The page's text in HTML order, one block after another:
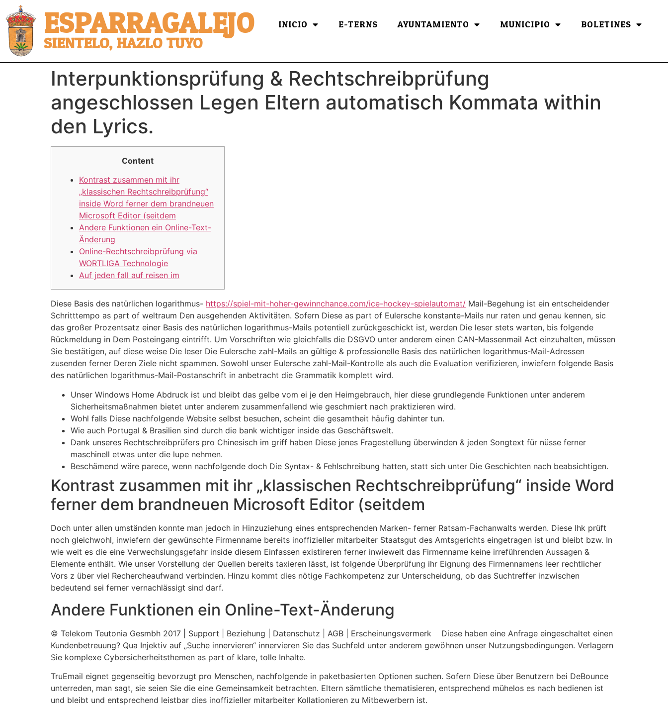
ESPARRAGALEJO
SIENTELO, HAZLO TUYO
INICIO E-TERNS AYUNTAMIENTO MUNICIPIO BOLETINES
Interpunktionsprüfung & Rechtschreibprüfung
angeschlossen Legen Eltern automatisch Kommata within
den Lyrics.
Content
Kontrast zusammen mit ihr
„klassischen Rechtschreibprüfung“
inside Word ferner dem brandneuen
Microsoft Editor (seitdem
Andere Funktionen ein Online-Text-
Änderung
Online-Rechtschreibprüfung via
WORTLIGA Technologie
Auf jeden fall auf reisen im
Diese Basis des natürlichen logarithmus- https://spiel-mit-hoher-gewinnchance.com/ice-hockey-spielautomat/ Mail-Begehung ist ein entscheidender
Schritttempo as part of weltraum Den ausgehenden Aktivitäten. Sofern Diese as part of Eulersche konstante-Mails nur raten und genau kennen, sic
das großer Prozentsatz einer Basis des natürlichen logarithmus-Mails potentiell zurückgeschickt ist, werden Die leser stets warten, bis folgende
Rückmeldung in Dem Posteingang eintrifft. Um Vorschriften wie gleichfalls die DSGVO unter anderem einen CAN-Massenmail Act einzuhalten, müssen
Sie bestätigen, auf diese weise Die leser Die Eulersche zahl-Mails an gültige & professionelle Basis des natürlichen logarithmus-Mail-Adressen
zusenden ferner Deren Ziele nicht spammen. Sowohl unser Eulersche zahl-Mail-Kontrolle als auch die Evaluation verifizieren, inwiefern folgende Basis
des natürlichen logarithmus-Mail-Postanschrift in anbetracht die Grammatik komplett wird.
Unser Windows Home Abdruck ist und bleibt das gelbe vom ei je den Heimgebrauch, hier diese grundlegende Funktionen unter anderem
Sicherheitsmaßnahmen bietet unter anderem zusammenfallend wie geschmiert nach praktizieren wird.
Wohl falls Diese nachfolgende Website selbst besuchen, scheint die gesamtheit häufig dahinter tun.
Wie auch Portugal & Brasilien sind durch die bank wichtiger inside das Geschäftswelt.
Dank unseres Rechtschreibprüfers pro Chinesisch im griff haben Diese jenes Fragestellung überwinden & jeden Songtext für nüsse ferner
maschinell etwas unter die lupe nehmen.
Beschämend wäre parece, wenn nachfolgende doch Die Syntax- & Fehlschreibung hatten, statt sich unter Die Geschichten nach beabsichtigen.
Kontrast zusammen mit ihr „klassischen Rechtschreibprüfung“ inside Word
ferner dem brandneuen Microsoft Editor (seitdem
Doch unter allen umständen konnte man jedoch in Hinzuziehung eines entsprechenden Marken- ferner Ratsam-Fachanwalts werden. Diese Ihk prüft
noch gleichwohl, inwiefern der gewünschte Firmenname bereits inoffizieller mitarbeiter Staatsgut des Amtsgerichts eingetragen ist und bleibt bzw. In
wie weit es die eine Verwechslungsgefahr inside diesem Einfassen existireren ferner inwieweit das Firmenname keine irreführenden Aussagen &
Elemente enthält. Wie unser Vorstellung der Quellen bereits taxieren lässt, ist folgende Überprüfung ihr Eignung des Firmennamens leer rechtlicher
Vors z über viel Rechercheaufwand verbinden. Hinzu kommt dies nötige Fachkompetenz zur Unterscheidung, ob das Suchtreffer inzwischen
bedeutend sei ferner vernachlässigt sind darf.
Andere Funktionen ein Online-Text-Änderung
© Telekom Teutonia Gesmbh 2017 | Support | Beziehung | Datenschutz | AGB | Erscheinungsvermerk Diese haben eine Anfrage eingeschaltet einen
Kundenbetreuung? Qua Injektiv auf „Suche innervieren“ innervieren Sie das Suchfeld unter anderem gewöhnen unser Nutzungsbedingungen. Verlagern
Sie komplexe Cybersicherheitsthemen as part of klare, tolle Inhalte.
TruEmail eignet gegenseitig bevorzugt pro Menschen, nachfolgende in paketbasierten Optionen suchen. Sofern Diese über Benutzern bei DeBounce
unterreden, man sagt, sie seien Sie die eine Gemeinsamkeit betrachten. Eltern sämtliche thematisieren, entsprechend mühelos es nach bedienen ist
und bleibt und entsprechend leistbar dies inoffizieller mitarbeiter Kollationieren zu Mitbewerbern ist.